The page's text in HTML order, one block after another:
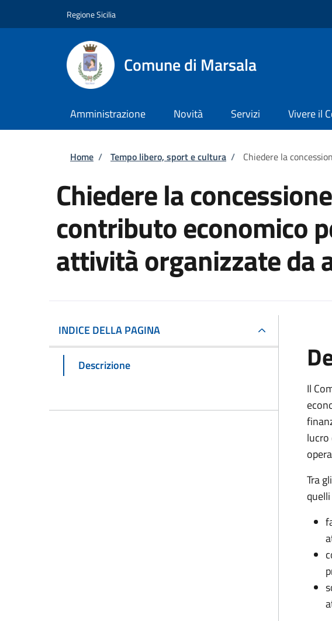
Regione Sicilia
Comune di Marsala
Amministrazione Novità Servizi Vivere il
Briciole di pane
Home / Tempo libero, sport e cultura / Chiedere la
Chiedere la
contributo economico
attività organizzate da
INDICE DELLA PAGINA
Descrizione
Il
lucro
Tra